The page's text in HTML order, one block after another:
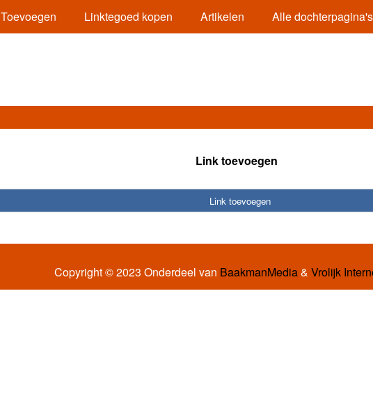
Toevoegen Linktegoed kopen Artikelen Alle dochterpagina's
Link toevoegen
Link toevoegen
Copyright © 2023 Onderdeel van BaakmanMedia& Vrolijk